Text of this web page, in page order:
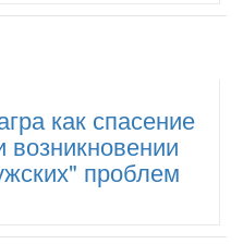
как спасение
возникновении
проблем